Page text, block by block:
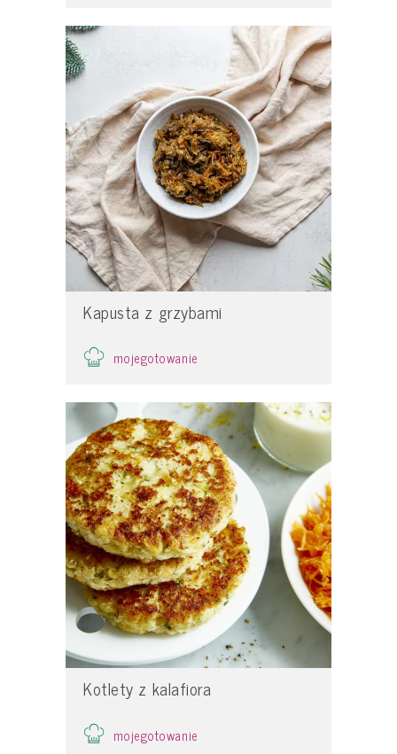
Kapusta z grzybami
mojegotowanie
Kotlety z kalafiora
mojegotowanie